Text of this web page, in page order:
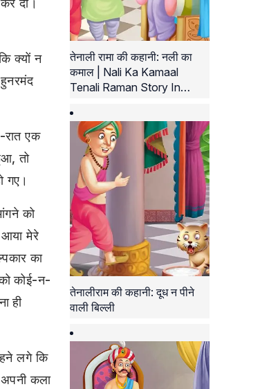
दी।
क्यों न
रात एक
तो
गए।
को
मेरे
का
कोई-न-
ही
लगे कि
कला
तेनाली रामा की कहानी: नली का
कमाल | Nali Ka Kamaal
Tenali Raman Story In
तेनालीराम की कहानी: दूध न पीने
वाली बिल्ली